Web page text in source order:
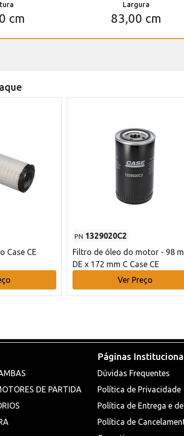
cm
Largura
83,00 cm
Case CE
PN 1329020C2
Filtro de óleo do motor - 98
DE x 172 mm C Case CE
Ver Preço
DE PARTIDA
Páginas
Dúvidas Frequentes
Política de Privacidade
Política de Entrega e
Política de